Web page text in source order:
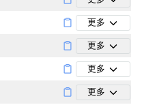
更多
更多
更多
更多